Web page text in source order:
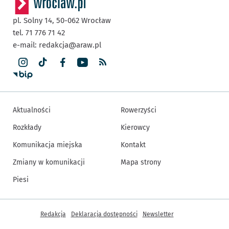
pl. Solny 14, 50-062 Wrocław
tel. 71 776 71 42
e-mail: redakcja@araw.pl
Aktualności
Rozkłady
Komunikacja miejska
Zmiany w komunikacji
Piesi
Rowerzyści
Kierowcy
Kontakt
Mapa strony
Inne informacje
Redakcja Deklaracja dostępności Newsletter